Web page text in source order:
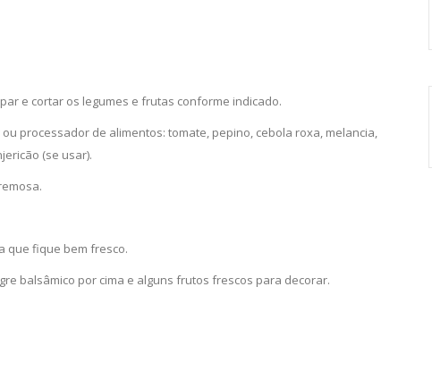
e cortar os legumes e frutas conforme indicado.
processador de alimentos: tomate, pepino, cebola roxa, melancia,
(se usar).
que fique bem fresco.
balsâmico por cima e alguns frutos frescos para decorar.